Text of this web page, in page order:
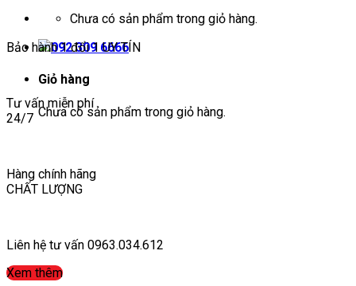
Chưa có sản phẩm trong giỏ hàng.
092 309 6666
Giỏ hàng
Chưa có sản phẩm trong giỏ hàng.
Bảo hành 1 đổi 1 UY TÍN
Tư vấn miễn phí
24/7
Hàng chính hãng
CHẤT LƯỢNG
Liên hệ tư vấn 0963.034.612
Xem thêm